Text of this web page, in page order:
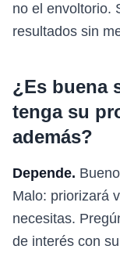
no el envoltorio.
resultados sin
¿Es buena
tenga su
además?
Depende.
Malo: priorizará
necesitas.
de interés con